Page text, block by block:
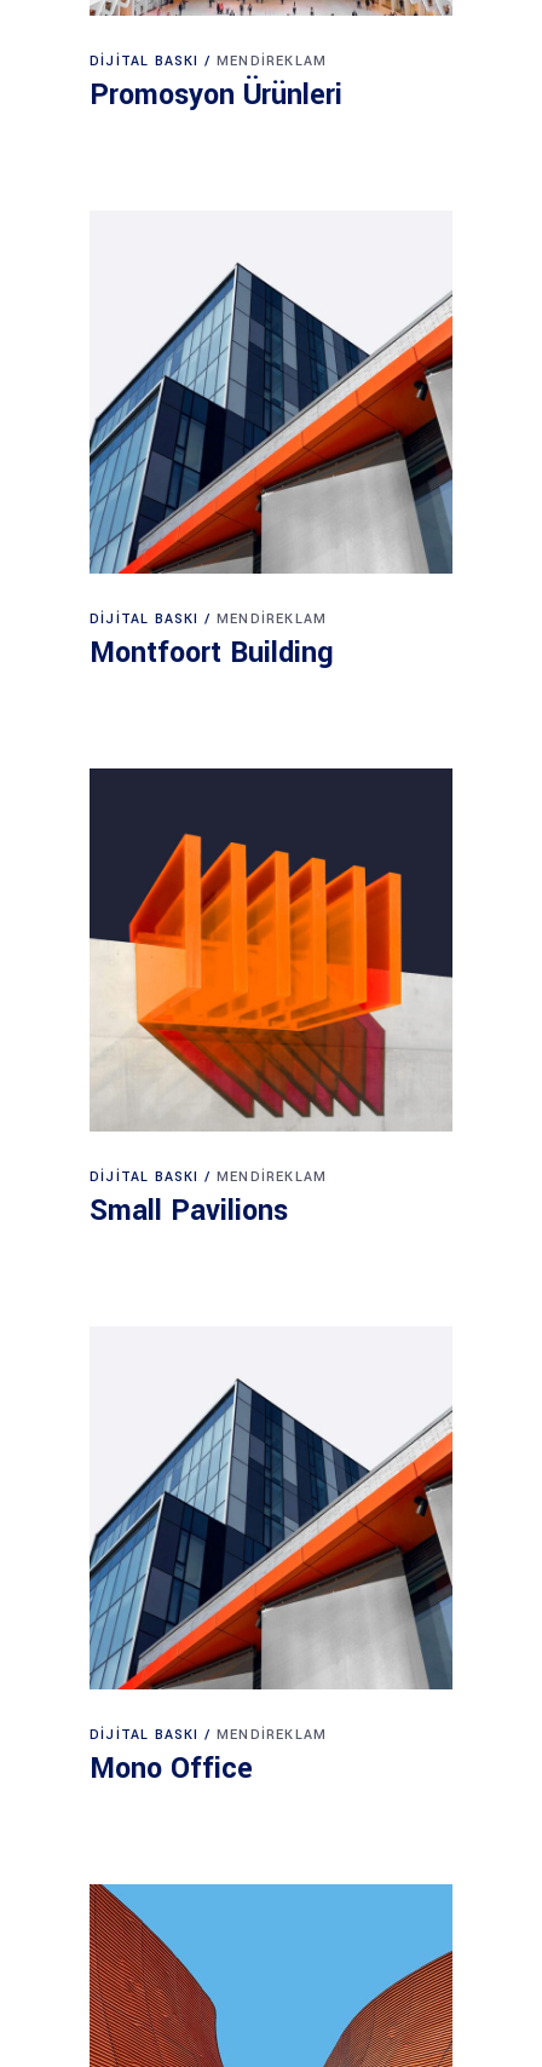
DIJITAL BASKI MENDIREKLAM
Promosyon Ürünleri
DIJITAL BASKI MENDIREKLAM
Montfoort Building
DIJITAL BASKI MENDIREKLAM
Small Pavilions
DIJITAL BASKI MENDIREKLAM
Mono Office